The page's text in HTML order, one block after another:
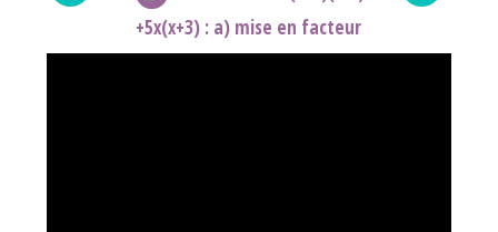
+5x(x+3) : a) mise en facteur